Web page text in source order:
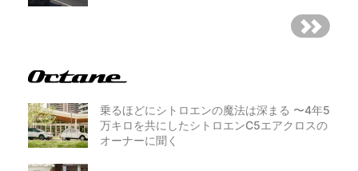
乗るほどにシトロエンの魔法は深まる 〜4年5
万キロを共にしたシトロエンC5エアクロスの
オーナーに聞く